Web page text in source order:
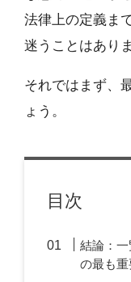
法律上の定義ま
迷うことはあり
それではまず、
ょう。
目次
結論：一
の最も